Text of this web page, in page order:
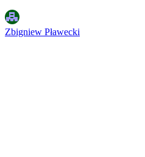
Zbigniew Pławecki